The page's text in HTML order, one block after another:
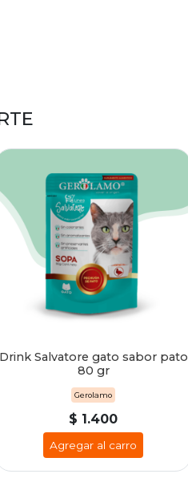
Drink Salvatore gato sabor pato
80 gr
Gerolamo
$ 1.400
Agregar al carro